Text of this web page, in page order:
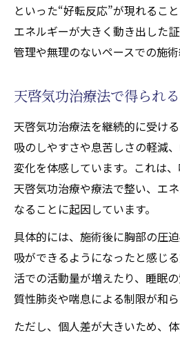
といった“好転反応”が現れるこ
エネルギーが大きく動き出した
管理や無理のないペースでの施術
天啓気功治療法で得られ
天啓気功治療法を継続的に受け
吸のしやすさや息苦しさの軽減
変化を体感しています。これは
天啓気功治療や療法で整い、エ
なることに起因しています。
具体的には、施術後に胸部の圧
吸ができるようになったと感じ
活での活動量が増えたり、睡眠
質性肺炎や喘息による制限が和ら
ただし、個人差が大きいため、